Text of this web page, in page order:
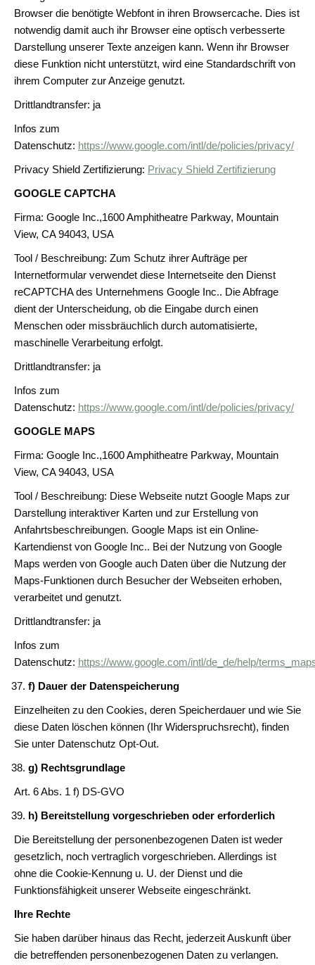
Browser die benötigte Webfont in ihren Browsercache. Dies ist
notwendig damit auch ihr Browser eine optisch verbesserte
Darstellung unserer Texte anzeigen kann. Wenn ihr Browser
diese Funktion nicht unterstützt, wird eine Standardschrift von
ihrem Computer zur Anzeige genutzt.
Drittlandtransfer: ja
Infos zum
Datenschutz: https://www.google.com/intl/de/policies/privacy/
Privacy Shield Zertifizierung: Privacy Shield Zertifizierung
GOOGLE CAPTCHA
Firma: Google Inc.,1600 Amphitheatre Parkway, Mountain
View, CA 94043, USA
Tool / Beschreibung: Zum Schutz ihrer Aufträge per
Internetformular verwendet diese Internetseite den Dienst
reCAPTCHA des Unternehmens Google Inc.. Die Abfrage
dient der Unterscheidung, ob die Eingabe durch einen
Menschen oder missbräuchlich durch automatisierte,
maschinelle Verarbeitung erfolgt.
Drittlandtransfer: ja
Infos zum
Datenschutz: https://www.google.com/intl/de/policies/privacy/
GOOGLE MAPS
Firma: Google Inc.,1600 Amphitheatre Parkway, Mountain
View, CA 94043, USA
Tool / Beschreibung: Diese Webseite nutzt Google Maps zur
Darstellung interaktiver Karten und zur Erstellung von
Anfahrtsbeschreibungen. Google Maps ist ein Online-
Kartendienst von Google Inc.. Bei der Nutzung von Google
Maps werden von Google auch Daten über die Nutzung der
Maps-Funktionen durch Besucher der Webseiten erhoben,
verarbeitet und genutzt.
Drittlandtransfer: ja
Infos zum
Datenschutz: https://www.google.com/intl/de_de/help/
f) Dauer der Datenspeicherung
Einzelheiten zu den Cookies, deren Speicherdauer und wie Sie
diese Daten löschen können (Ihr Widerspruchsrecht), finden
Sie unter Datenschutz Opt-Out.
g) Rechtsgrundlage
Art. 6 Abs. 1 f) DS-GVO
h) Bereitstellung vorgeschrieben oder erforderlich
Die Bereitstellung der personenbezogenen Daten ist weder
gesetzlich, noch vertraglich vorgeschrieben. Allerdings ist
ohne die Cookie-Kennung u. U. der Dienst und die
Funktionsfähigkeit unserer Webseite eingeschränkt.
Ihre Rechte
Sie haben darüber hinaus das Recht, jederzeit Auskunft über
die betreffenden personenbezogenen Daten zu verlangen.